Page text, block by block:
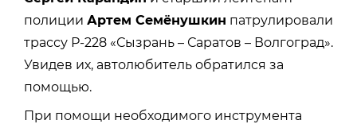
полиции Артем Семёнушкин патрулировали
трассу Р-228 «Сызрань – Саратов – Волгоград».
Увидев их, автолюбитель обратился за
помощью.
При помощи необходимого инструмента